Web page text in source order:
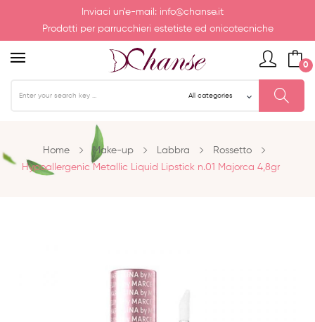
Inviaci un'e-mail: info@chanse.it
Prodotti per parrucchieri estetiste ed onicotecniche
0
Home Make-up Labbra
Rossetto
Hypoallergenic Metallic Liquid Lipstick n.01 Majorca 4,8gr